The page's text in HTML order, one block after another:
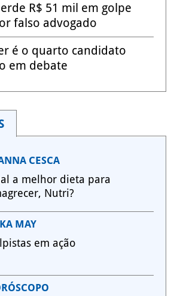
R$ 51 mil em golpe
falso advogado
é o quarto candidato
em debate
CESCA
a melhor dieta para
Nutri?
MAY
em ação